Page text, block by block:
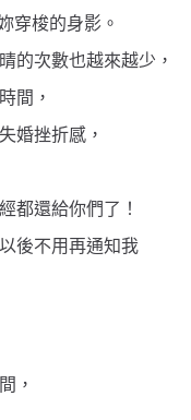
穿梭的身影。
的次數也越來越少，
間，
婚挫折感，
都還給你們了！
後不用再通知我
，